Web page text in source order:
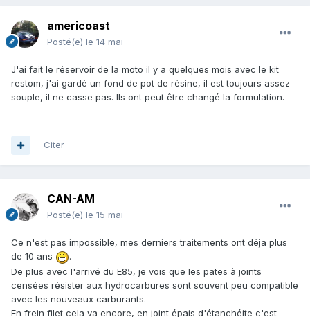
americoast
Posté(e) le 14 mai
J'ai fait le réservoir de la moto il y a quelques mois avec le kit
restom, j'ai gardé un fond de pot de résine, il est toujours assez
souple, il ne casse pas. Ils ont peut être changé la formulation.
Citer
CAN-AM
Posté(e) le 15 mai
Ce n'est pas impossible, mes derniers traitements ont déja plus
de 10 ans
.
De plus avec l'arrivé du E85, je vois que les pates à joints
censées résister aux hydrocarbures sont souvent peu compatible
avec les nouveaux carburants.
En frein filet cela va encore, en joint épais d'étanchéite c'est